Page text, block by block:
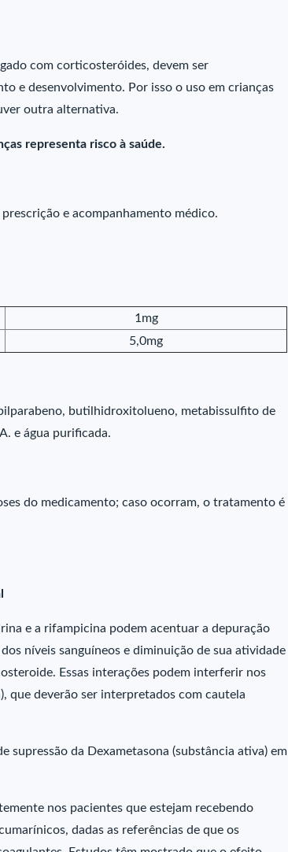
com corticosteróides, devem ser
e desenvolvimento. Por isso o uso em crianças
outra alternativa.
representa risco à saúde.
e acompanhamento médico.
1mg
5,0mg
butilhidroxitolueno, metabissulfito de
e água purificada.
do medicamento; caso ocorram, o tratamento é
e a rifampicina podem acentuar a depuração
níveis sanguíneos e diminuição de sua atividade
Essas interações podem interferir nos
que deverão ser interpretados com cautela
supressão da Dexametasona (substância ativa) em
nos pacientes que estejam recebendo
dadas as referências de que os